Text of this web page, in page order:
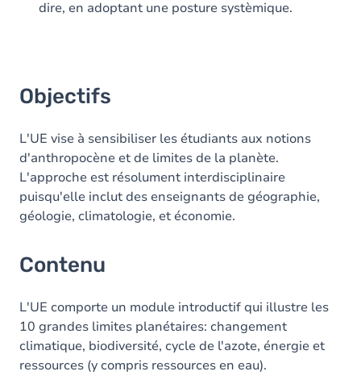
dire, en adoptant une posture systèmique.
Objectifs
L'UE vise à sensibiliser les étudiants aux notions
d'anthropocène et de limites de la planète.
L'approche est résolument interdisciplinaire
puisqu'elle inclut des enseignants de géographie,
géologie, climatologie, et économie.
Contenu
L'UE comporte un module introductif qui illustre les
10 grandes limites planétaires: changement
climatique, biodiversité, cycle de l'azote, énergie et
ressources (y compris ressources en eau).